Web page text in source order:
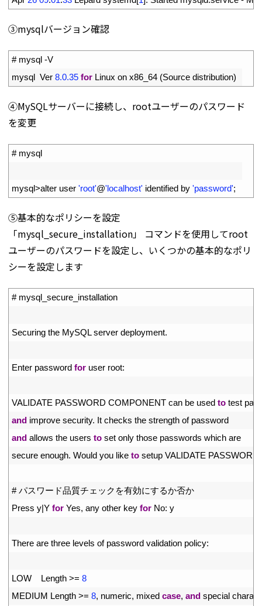
➂mysqlバージョン確認
# mysql -V
mysql Ver 8.0.35 for Linux on x86_64 (Source distribution)
④MySQLサーバーに接続し、rootユーザーのパスワード
を変更
# mysql
mysql>alter user 'root'@'localhost' identified by 'password';
⑤基本的なポリシーを設定
「mysql_secure_installation」 コマンドを使用してroot
ユーザーのパスワードを設定し、いくつかの基本的なポリ
シーを設定します
# mysql_secure_installation
Securing the MySQL server deployment.
Enter password for user root:
VALIDATE PASSWORD COMPONENT can be used to test
and improve security. It checks the strength of password
and allows the users to set only those passwords which are
secure enough. Would you like to setup VALIDATE PASSWORD
# パスワード品質チェックを有効にするか否か
Press y|Y for Yes, any other key for No: y
There are three levels of password validation policy:
LOW Length >= 8
MEDIUM Length >= 8, numeric, mixed case, and special